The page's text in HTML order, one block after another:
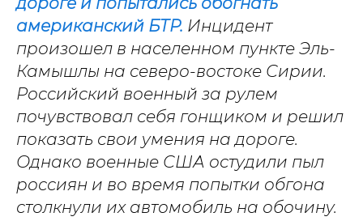
американский БТР. Инцидент
произошел в населенном пункте Эль-
Камышлы на северо-востоке Сирии.
Российский военный за рулем
почувствовал себя гонщиком и решил
показать свои умения на дороге.
Однако военные США остудили пыл
россиян и во время попытки обгона
столкнули их автомобиль на обочину.